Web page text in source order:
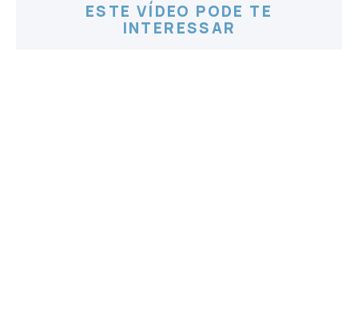
ESTE VÍDEO PODE TE
INTERESSAR